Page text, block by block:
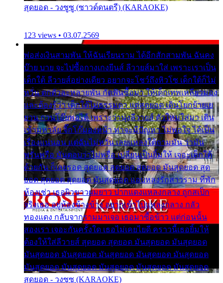
สุดยอด - วงซูซู (ซาวด์ดนตรี) (KARAOKE)
123 views • 03.07.2569
พ่อส่งเงินสามพัน ให้ฉันเรียนราม ได้อีกสักสามพัน ฉันคง
บ๊าย บาย จะไปซื้อกางเกงยีนส์ ลีวายส์มาใส่ เพราะเราเป็น
เด็กใต้ ลีวายส์อย่างเดียว อยากจะโชว์ถึงหิวโซ เด็กใต้ก็ไม่
หวั่น ตกตัวละหลายพัน กัดฟันซื้อมา ให้เด็กเทพเหลียวมอง
และต้องรู้ว่า เด็กใต้ไม่ธรรมดา แต่สุดยอด เดินโยกย้ายเย
ยวน กวนโอ๊ยพอได้ เพราะว่านุ่งลีวายส์ ตัวใหม่ใส่มา เดิน
เข้ามหาลัย จิ๊กโก๊มองหน้า ท่าจะมีปัญหา ไม่พอใจ ได้เป็น
เรื่องแน่นอน แต่ฉันไม่หวั่น เลยแหลงใต้ถามมัน ว่ามัน
พรั่นพรือ มันตอบว่าไม่พรื่อ เปลี่ยนเป็นยิ้มให้ เจอะเด็กใต้
ด้วยกัน ก็เลยรอด สุดยอด สุดยอด สุดยอด มันสุดยอด สุด
ยอด สุดยอด สุดยอด มันสุดยอด แอบหลงรักสาวราม ที่พัก
ห้องเช่า เธอผิวขาวผมยาว ปากแดงแหลงกลาง ถูกสเป็ก
จริงเธอ อยู่ห้องข้างข้าง อยากเข้าไปแหลงกลาง กลัว
ทองแดง กลับจากรามมาเจอ เธอมาซื้อข้าว แต่ก่อนนั้น
สองเรา เจอะกันครั้งใด เธอไม่เคยไยดี คราวนี้เธอยิ้มให้
ต้องให้ใส่ลีวายส์ สุดยอด สุดยอด มันสุดยอด มันสุดยอด
มันสุดยอด มันสุดยอด มันสุดยอด มันสุดยอด มันสุดยอด
มันสุดยอด มันสุดยอด มันสุดยอด มันสุดยอด มันสุดยอด
สุดยอด - วงซูซู (KARAOKE)